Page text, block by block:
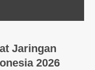
Jaringan
2026